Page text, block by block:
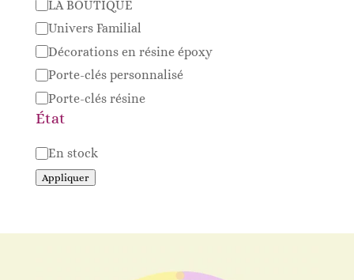
Catégorie
LA BOUTIQUE
Univers Familial
Décorations en résine époxy
Porte-clés personnalisé
Porte-clés résine
État
Disponibilité
En stock
Appliquer